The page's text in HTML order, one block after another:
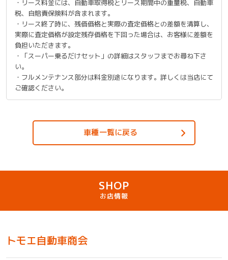
・リース料金には、自動車取得税とリース期間中の重量税、自動車
税、自賠責保険料が含まれます。
・リース終了時に、残価価格と実際の査定価格との差額を清算し、
実際に査定価格が設定残存価格を下回った場合は、お客様に差額を
負担いただきます。
・「スーパー乗るだけセット」の詳細はスタッフまでお尋ね下さ
い。
・フルメンテナンス部分は料金別途になります。詳しくは当店にて
ご確認ください。
車種一覧に戻る
SHOP
お店情報
トモエ自動車商会